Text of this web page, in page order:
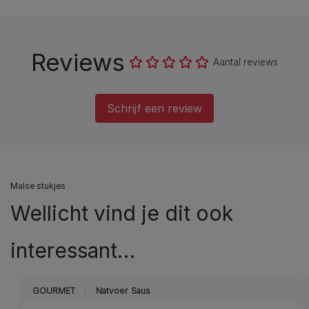
Reviews Aantal reviews
Schrijf een review
Malse stukjes
Wellicht vind je dit ook
interessant…
GOURMET Natvoer Saus